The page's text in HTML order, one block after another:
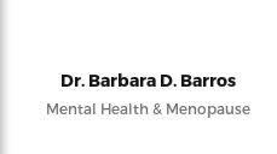
Dr. Barbara D. Barros
Mental Health & Menopause